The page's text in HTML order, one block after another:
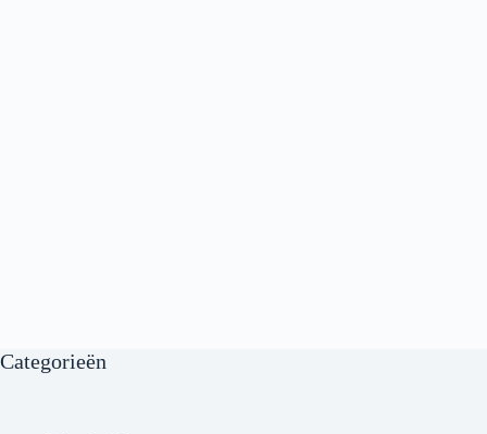
Categorieën